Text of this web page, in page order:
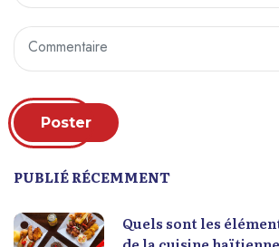
Poster
PUBLIÉ RÉCEMMENT
Quels sont les